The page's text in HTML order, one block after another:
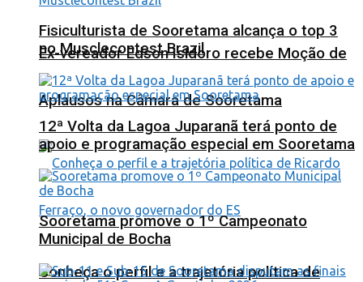
Ex-vereador Edson Isidoro recebe Moção de
Aplausos na Câmara de Sooretama
Conheça o perfil e a trajetória política de
Fisiculturista de Sooretama alcança o top 3
no Musclecontest Brazil
12ª Volta da Lagoa Juparanã terá ponto de
apoio e programação especial em Sooretama
Sooretama promove o 1º Campeonato
Municipal de Bocha